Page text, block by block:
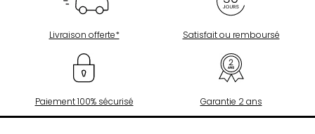
Livraison offerte* Satisfait ou remboursé
Paiement 100% sécurisé Garantie 2 ans